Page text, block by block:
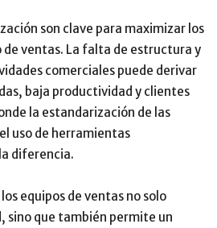
son clave para maximizar los
de ventas. La falta de estructura y
comerciales puede derivar
baja productividad y clientes
la estandarización de las
uso de herramientas
diferencia.
equipos de ventas no solo
sino que también permite un